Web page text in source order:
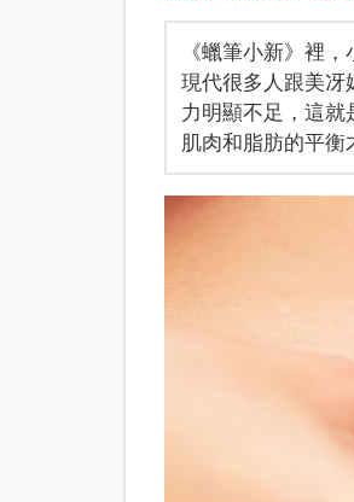
《蠟筆小新》裡
現代很多人跟美冴
力明顯不足，這就
肌肉和脂肪的平衡